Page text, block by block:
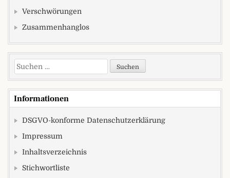
Verschwörungen
Zusammenhanglos
Suchen nach:
Informationen
DSGVO-konforme Datenschutzerklärung
Impressum
Inhaltsverzeichnis
Stichwortliste